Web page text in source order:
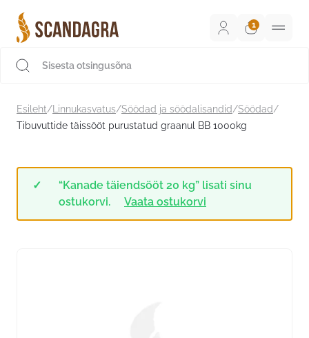
sisu
juurde
Esileht/ Linnukasvatus/Söödad ja söödalisandid/Söödad/
Tibuvuttide täissööt purustatud graanul BB 1000kg
“Kanade täiendsööt 20 kg” lisati sinu
ostukorvi.
Vaata ostukorvi